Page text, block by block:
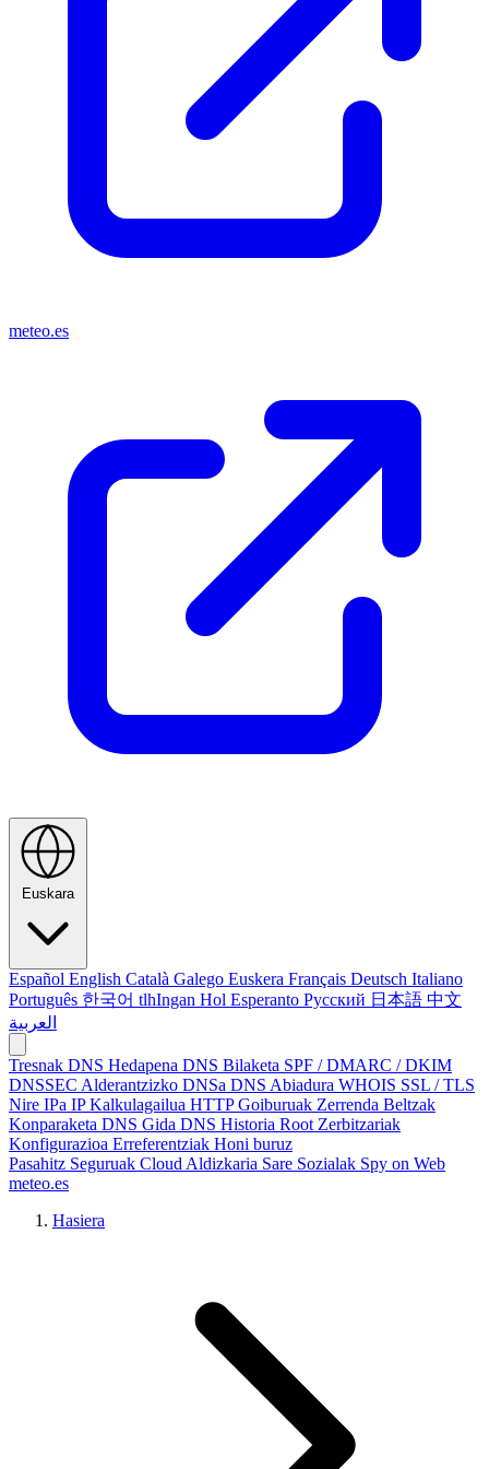
meteo.es
Euskara
Español English Català Galego Euskera Français Deutsch Italiano
Português 한국어 tlhIngan Hol Esperanto Русский 日本語 中文
العربية
Tresnak DNS Hedapena DNS Bilaketa SPF / DMARC / DKIM
DNSSEC Alderantzizko DNSa DNS Abiadura WHOIS SSL / TLS
Nire IPa IP Kalkulagailua HTTP Goiburuak Zerrenda Beltzak
Konparaketa DNS Gida DNS Historia Root Zerbitzariak
Konfigurazioa Erreferentziak Honi buruz
Pasahitz Seguruak Cloud Aldizkaria Sare Sozialak Spy on Web
meteo.es
Hasiera